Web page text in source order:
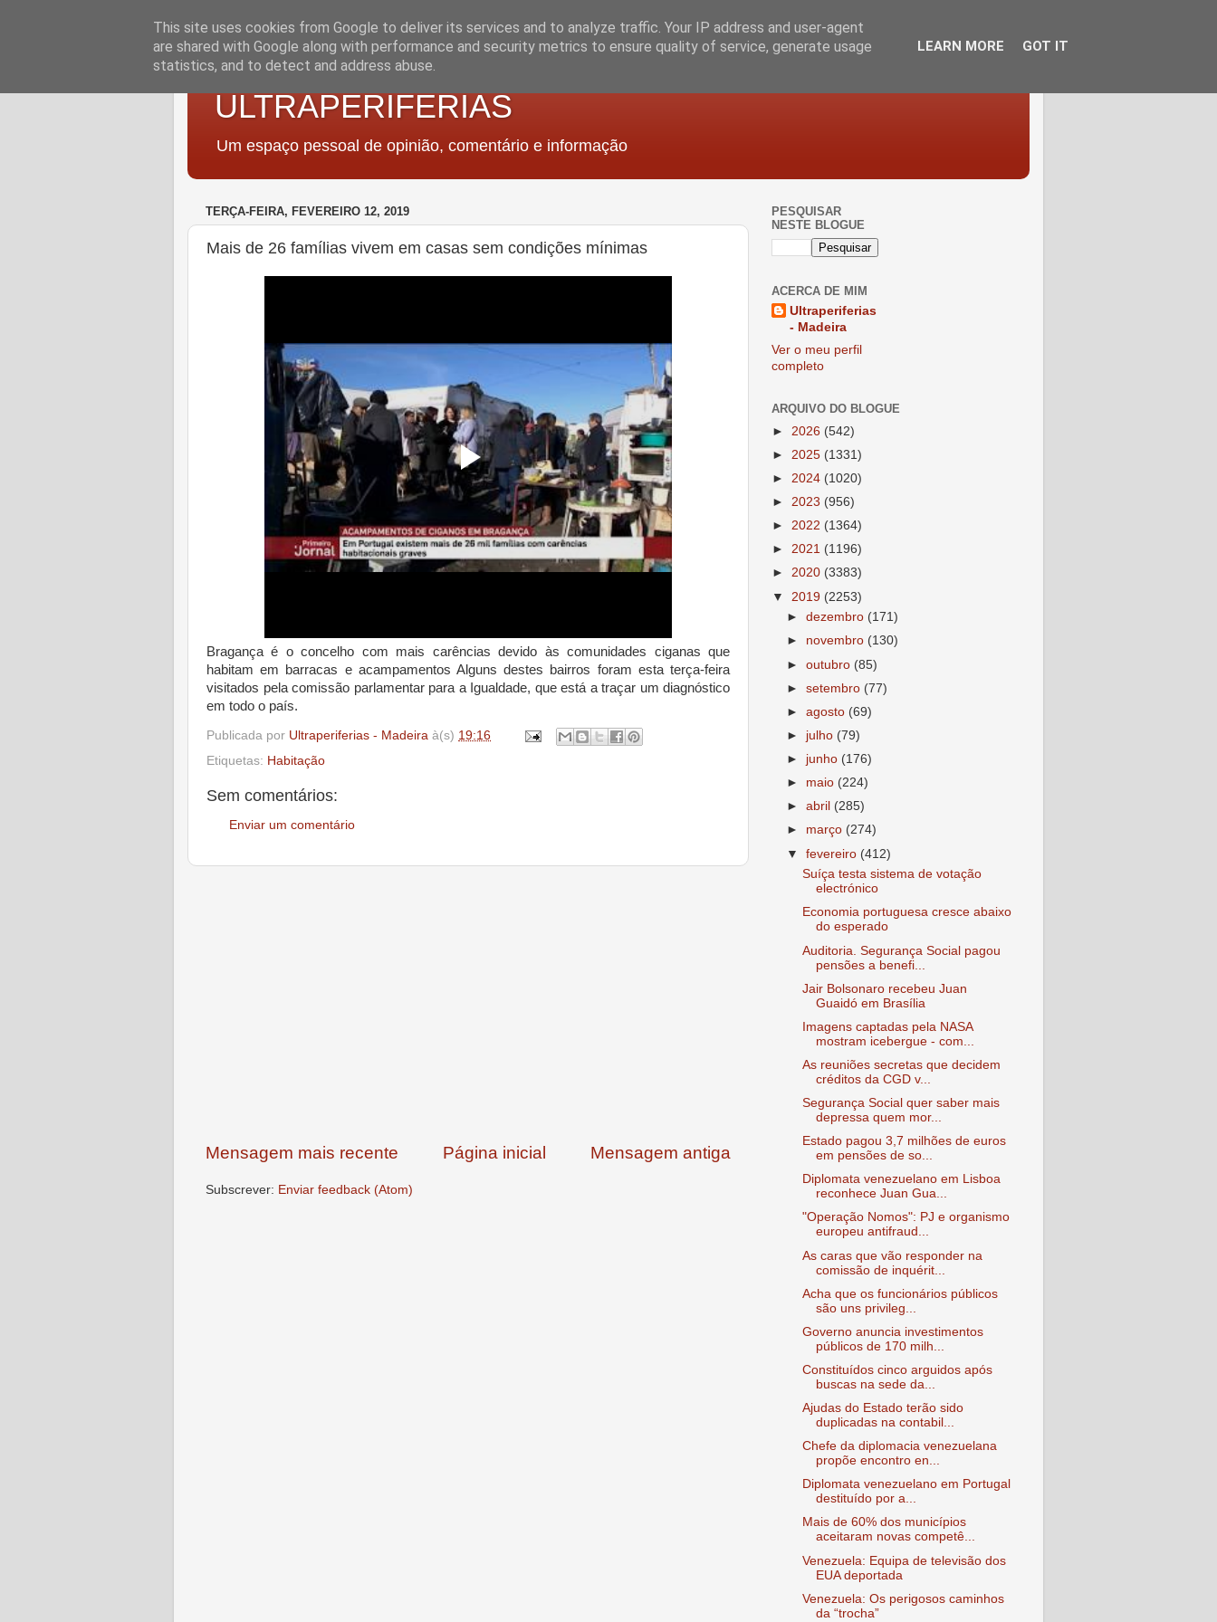
ULTRAPERIFERIAS
Um espaço pessoal de opinião, comentário e informação
TERÇA-FEIRA, FEVEREIRO 12, 2019
Mais de 26 famílias vivem em casas sem condições mínimas
Bragança é o concelho com mais carências devido às comunidades ciganas que
habitam em barracas e acampamentos Alguns destes bairros foram esta terça-feira
visitados pela comissão parlamentar para a Igualdade, que está a traçar um diagnóstico
em todo o país.
Publicada por Ultraperiferias - Madeira à(s) 19:16
Etiquetas: Habitação
Sem comentários:
Enviar um comentário
Mensagem mais recente Mensagem antiga
Página inicial
Subscrever: Enviar feedback (Atom)
PESQUISAR
NESTE BLOGUE
ACERCA DE MIM
Ultraperiferias
- Madeira
Ver o meu perfil
completo
ARQUIVO DO BLOGUE
► 2026 (542)
► 2025 (1331)
► 2024 (1020)
► 2023 (956)
► 2022 (1364)
► 2021 (1196)
► 2020 (3383)
▼ 2019 (2253)
►dezembro (171)
► novembro (130)
►outubro (85)
►setembro (77)
►agosto (69)
► julho (79)
► junho (176)
► maio (224)
►abril (285)
► março (274)
▼fevereiro (412)
Suíça testa sistema de votação
electrónico
Economia portuguesa cresce abaixo
do esperado
Auditoria. Segurança Social pagou
pensões a benefi...
Jair Bolsonaro recebeu Juan
Guaidó em Brasília
Imagens captadas pela NASA
mostram icebergue - com...
As reuniões secretas que decidem
créditos da CGD v...
Segurança Social quer saber mais
depressa quem mor...
Estado pagou 3,7 milhões de euros
em pensões de so...
Diplomata venezuelano em Lisboa
reconhece Juan Gua...
"Operação Nomos": PJ e organismo
europeu antifraud...
As caras que vão responder na
comissão de inquérit...
Acha que os funcionários públicos
são uns privileg...
Governo anuncia investimentos
públicos de 170 milh...
Constituídos cinco arguidos após
buscas na sede da...
Ajudas do Estado terão sido
duplicadas na contabil...
Chefe da diplomacia venezuelana
propõe encontro en...
Diplomata venezuelano em Portugal
destituído por a...
Mais de 60% dos municípios
aceitaram novas competê...
Venezuela: Equipa de televisão dos
EUA deportada
Venezuela: Os perigosos caminhos
da “trocha”
This site uses cookies from Google to deliver its services and to analyze traffic. Your IP address and user-agent
are shared with Google along with performance and security metrics to ensure quality of service, generate usage
statistics, and to detect and address abuse.
LEARN MORE GOT IT